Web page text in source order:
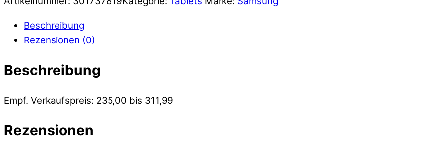
Beschreibung
Rezensionen (0)
Beschreibung
Empf. Verkaufspreis: 235,00 bis 311,99
Rezensionen